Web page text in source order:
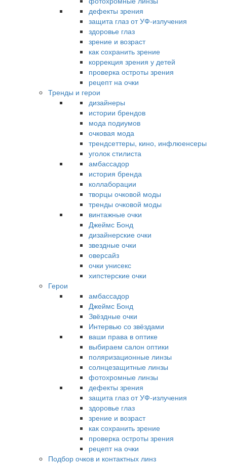
дефекты зрения
защита глаз от УФ-излучения
здоровье глаз
зрение и возраст
как сохранить зрение
коррекция зрения у детей
проверка остроты зрения
рецепт на очки
Тренды и герои
дизайнеры
истории брендов
мода подиумов
очковая мода
трендсеттеры, кино, инфлюенсеры
уголок стилиста
амбассадор
история бренда
коллаборации
творцы очковой моды
тренды очковой моды
винтажные очки
Джеймс Бонд
дизайнерские очки
звездные очки
оверсайз
очки унисекс
хипстерские очки
Герои
амбассадор
Джеймс Бонд
Звёздные очки
Интервью со звёздами
ваши права в оптике
выбираем салон оптики
поляризационные линзы
солнцезащитные линзы
фотохромные линзы
дефекты зрения
защита глаз от УФ-излучения
здоровье глаз
зрение и возраст
как сохранить зрение
проверка остроты зрения
рецепт на очки
Подбор очков и контактных линз